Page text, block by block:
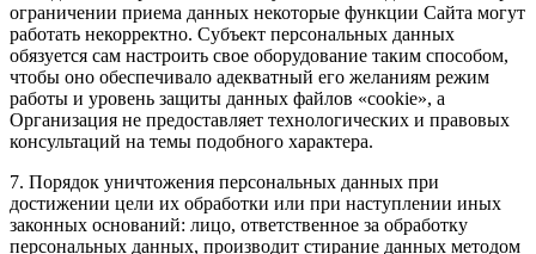
ограничении приема данных некоторые функции Сайта могут
работать некорректно. Субъект персональных данных
обязуется сам настроить свое оборудование таким способом,
чтобы оно обеспечивало адекватный его желаниям режим
работы и уровень защиты данных файлов «cookie», а
Организация не предоставляет технологических и правовых
консультаций на темы подобного характера.
7. Порядок уничтожения персональных данных при
достижении цели их обработки или при наступлении иных
законных оснований: лицо, ответственное за обработку
персональных данных, производит стирание данных методом